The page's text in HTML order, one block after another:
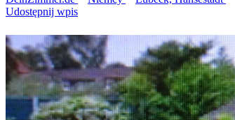
Udostępnij wpis